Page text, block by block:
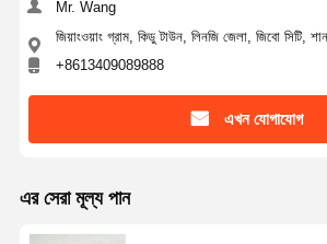
Mr. Wang
জিয়াংওয়াং গ্রাম, কিডু টাউন, লিনজি জেলা, জিবো সিটি,
+8613409089888
এখন যোগাযোগ
এর সেরা মূল্য পান